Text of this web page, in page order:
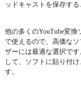
ッドキャストを保存する
他の多くのYouTube変
で使えるので、高価な
ザーには最適な選択で
して、ソフトに貼り付
す。